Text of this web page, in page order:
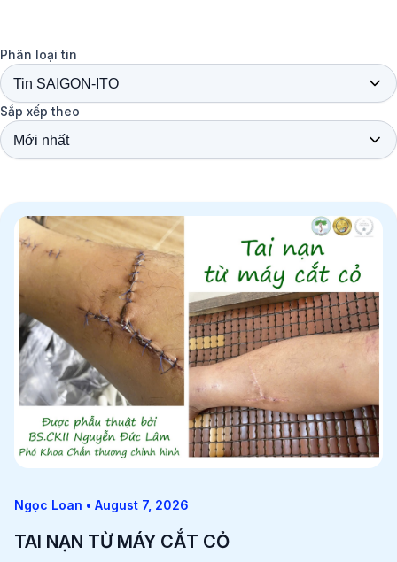
Phân loại tin
Sắp xếp theo
Ngọc Loan • August 7, 2026
TAI NẠN TỪ MÁY CẮT CỎ